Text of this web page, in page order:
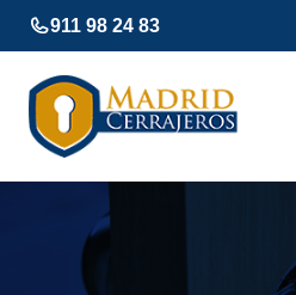
Saltar
al
contenido
911 98 24 83